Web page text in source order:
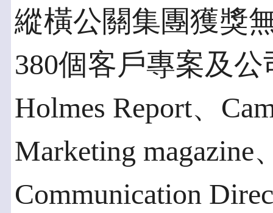
縱橫公關集團獲獎
380個客戶專案及
Holmes Report、
Marketing magazine
Communication